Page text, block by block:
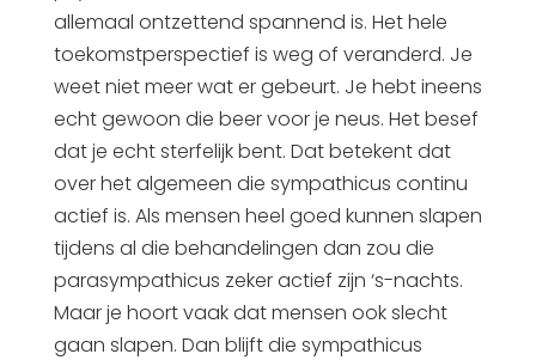
allemaal ontzettend spannend is. Het hele
toekomstperspectief is weg of veranderd. Je
weet niet meer wat er gebeurt. Je hebt ineens
echt gewoon die beer voor je neus. Het besef
dat je echt sterfelijk bent. Dat betekent dat
over het algemeen die sympathicus continu
actief is. Als mensen heel goed kunnen slapen
tijdens al die behandelingen dan zou die
parasympathicus zeker actief zijn ‘s-nachts.
Maar je hoort vaak dat mensen ook slecht
gaan slapen. Dan blijft die sympathicus